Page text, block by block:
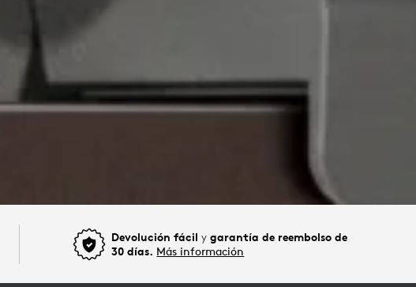
Devolución fácil ygarantía de reembolso de
30 días. Más información